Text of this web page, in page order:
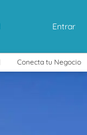
Entrar
Conecta tu Negocio